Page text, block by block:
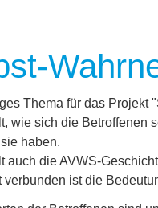
Thema für das Projekt
wie sich die Betroffenen
haben.
auch die AVWS-
verbunden ist die